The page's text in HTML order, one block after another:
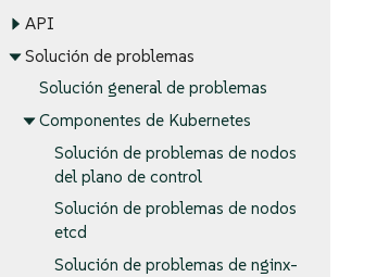
API
Solución de problemas
Solución general de problemas
Componentes de Kubernetes
Solución de problemas de nodos
del plano de control
Solución de problemas de nodos
etcd
Solución de problemas de nginx-